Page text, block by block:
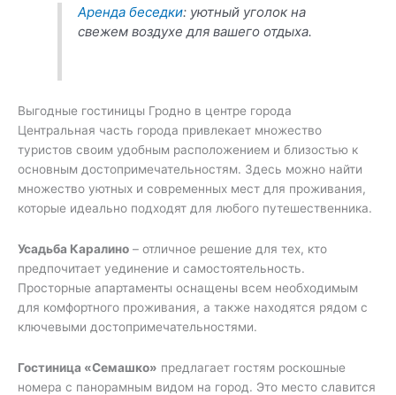
Аренда беседки: уютный уголок на
свежем воздухе для вашего отдыха.
Выгодные гостиницы Гродно в центре города
Центральная часть города привлекает множество
туристов своим удобным расположением и близостью к
основным достопримечательностям. Здесь можно найти
множество уютных и современных мест для проживания,
которые идеально подходят для любого путешественника.
Усадьба Каралино – отличное решение для тех, кто
предпочитает уединение и самостоятельность.
Просторные апартаменты оснащены всем необходимым
для комфортного проживания, а также находятся рядом с
ключевыми достопримечательностями.
Гостиница «Семашко» предлагает гостям роскошные
номера с панорамным видом на город. Это место славится